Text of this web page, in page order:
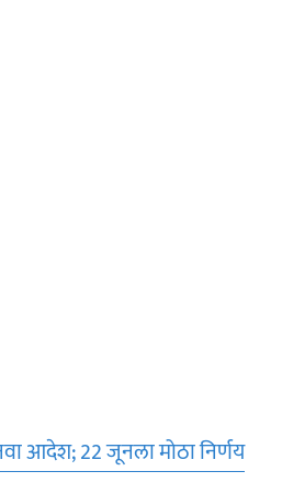
आदेश; 22 जूनला मोठा निर्णय